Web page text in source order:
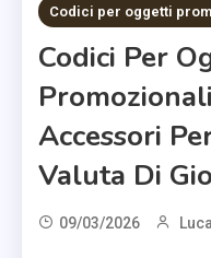
Codici per oggetti
Codici Per
Accessori
Valuta Di
09/03/2026